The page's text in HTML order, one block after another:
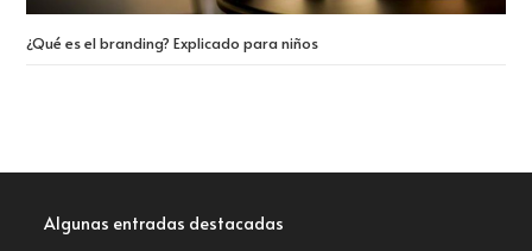
¿Qué es el branding? Explicado para niños
Algunas entradas destacadas